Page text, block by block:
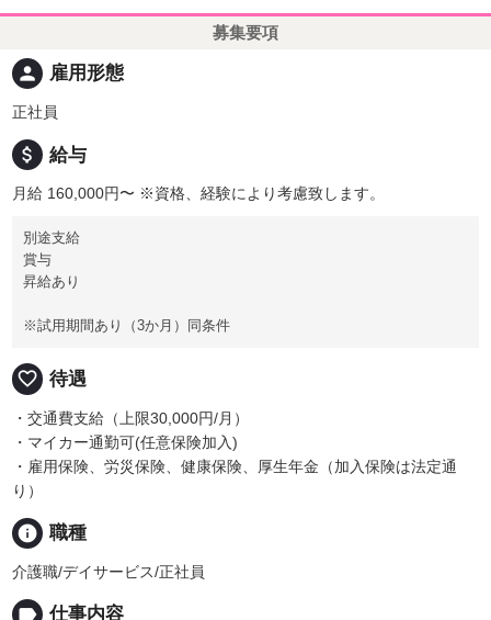
募集要項
person 雇用形態
正社員
attach_money 給与
月給 160,000円〜 ※資格、経験により考慮致します。
別途支給
賞与
昇給あり
※試用期間あり（3か月）同条件
favorite_border 待遇
・交通費支給（上限30,000円/月）
・マイカー通勤可(任意保険加入)
・雇用保険、労災保険、健康保険、厚生年金（加入保険は法定通
り）
info 職種
介護職/デイサービス/正社員
label 仕事内容